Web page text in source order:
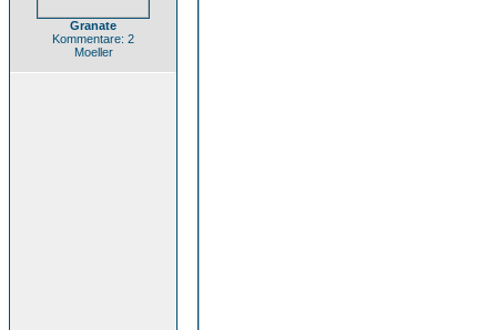
Granate
Kommentare: 2
Moeller